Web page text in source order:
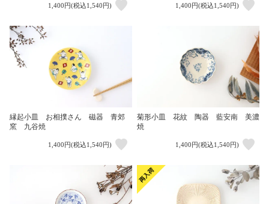
1,400円(税込1,540円) 1,400円(税込1,540円)
縁起小皿 お相撲さん 磁器 青郊
窯 九谷焼
1,400円(税込1,540円)
菊形小皿 花紋 陶器 藍安南 美濃
焼
1,400円(税込1,540円)